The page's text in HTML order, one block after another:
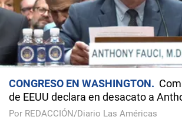
CONGRESO EN WASHINGTON
de EEUU declara en desacato a
Por REDACCIÓN/Diario Las Américas